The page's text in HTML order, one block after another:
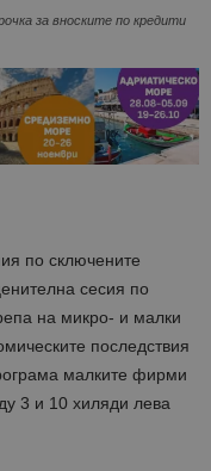
за вноските по кредити
по сключените
сесия по
на микро- и малки
последствия
малките фирми
3 и 10 хиляди лева